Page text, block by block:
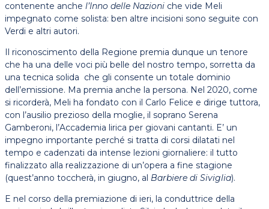
contenente anche l’Inno delle Nazioni che vide Meli
impegnato come solista: ben altre incisioni sono seguite con
Verdi e altri autori.
Il riconoscimento della Regione premia dunque un tenore
che ha una delle voci più belle del nostro tempo, sorretta da
una tecnica solida che gli consente un totale dominio
dell’emissione. Ma premia anche la persona. Nel 2020, come
si ricorderà, Meli ha fondato con il Carlo Felice e dirige tuttora,
con l’ausilio prezioso della moglie, il soprano Serena
Gamberoni, l’Accademia lirica per giovani cantanti. E’ un
impegno importante perché si tratta di corsi dilatati nel
tempo e cadenzati da intense lezioni giornaliere: il tutto
finalizzato alla realizzazione di un’opera a fine stagione
(quest’anno toccherà, in giugno, al Barbiere di Siviglia).
E nel corso della premiazione di ieri, la conduttrice della